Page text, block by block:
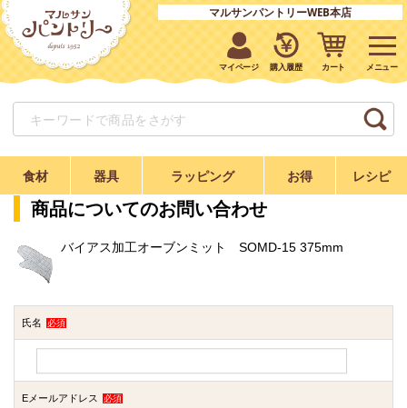
マルサンパントリーWEB本店
マイページ 購入履歴 カート
食材 器具 ラッピング お得 レシピ
商品についてのお問い合わせ
バイアス加工オーブンミット SOMD-15 375mm
氏名 必須
Eメールアドレス 必須